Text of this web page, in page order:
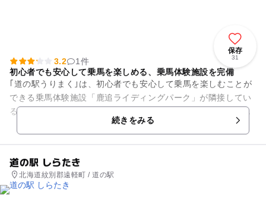
保存
31
3.2
1件
初心者でも安心して乗馬を楽しめる、乗馬体験施設を完備
｢道の駅うりまく｣は、初心者でも安心して乗馬を楽しむことが
できる乗馬体験施設「鹿追ライディングパーク」が隣接してい
る北海道でも珍しい道の駅です。他にもパークゴルフ場や多目
的広場があるので、子連れ...続きをみる
道の駅 しらたき
北海道紋別郡遠軽町 / 道の駅